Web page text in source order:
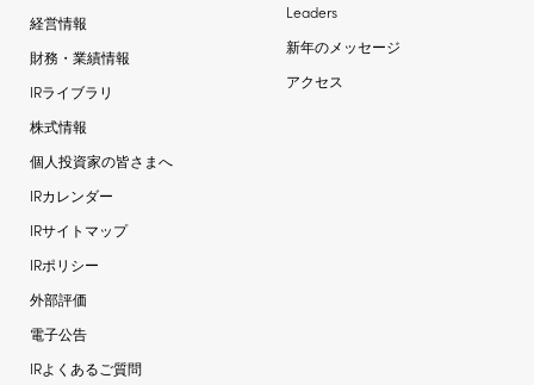
Leaders
新年のメッセージ
アクセス
経営情報
財務・業績情報
IRライブラリ
株式情報
個人投資家の皆さまへ
IRカレンダー
IRサイトマップ
IRポリシー
外部評価
電子公告
IRよくあるご質問